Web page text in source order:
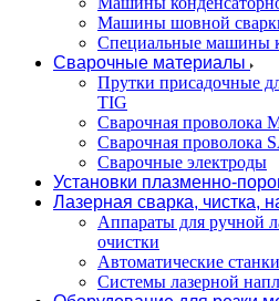
Машины шовной
Специальные машины
Сварочные материалы
Прутки присадочные
TIG
Сварочная проволока
Сварочная проволока
Сварочные электроды
Установки плазменно-
Лазерная сварка, чистка,
Аппараты для ручной
очистки
Автоматические
Системы лазерной